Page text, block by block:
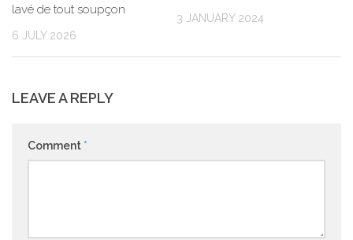
lavé de tout soupçon
6 JULY 2026
3 JANUARY 2024
LEAVE A REPLY
Comment *